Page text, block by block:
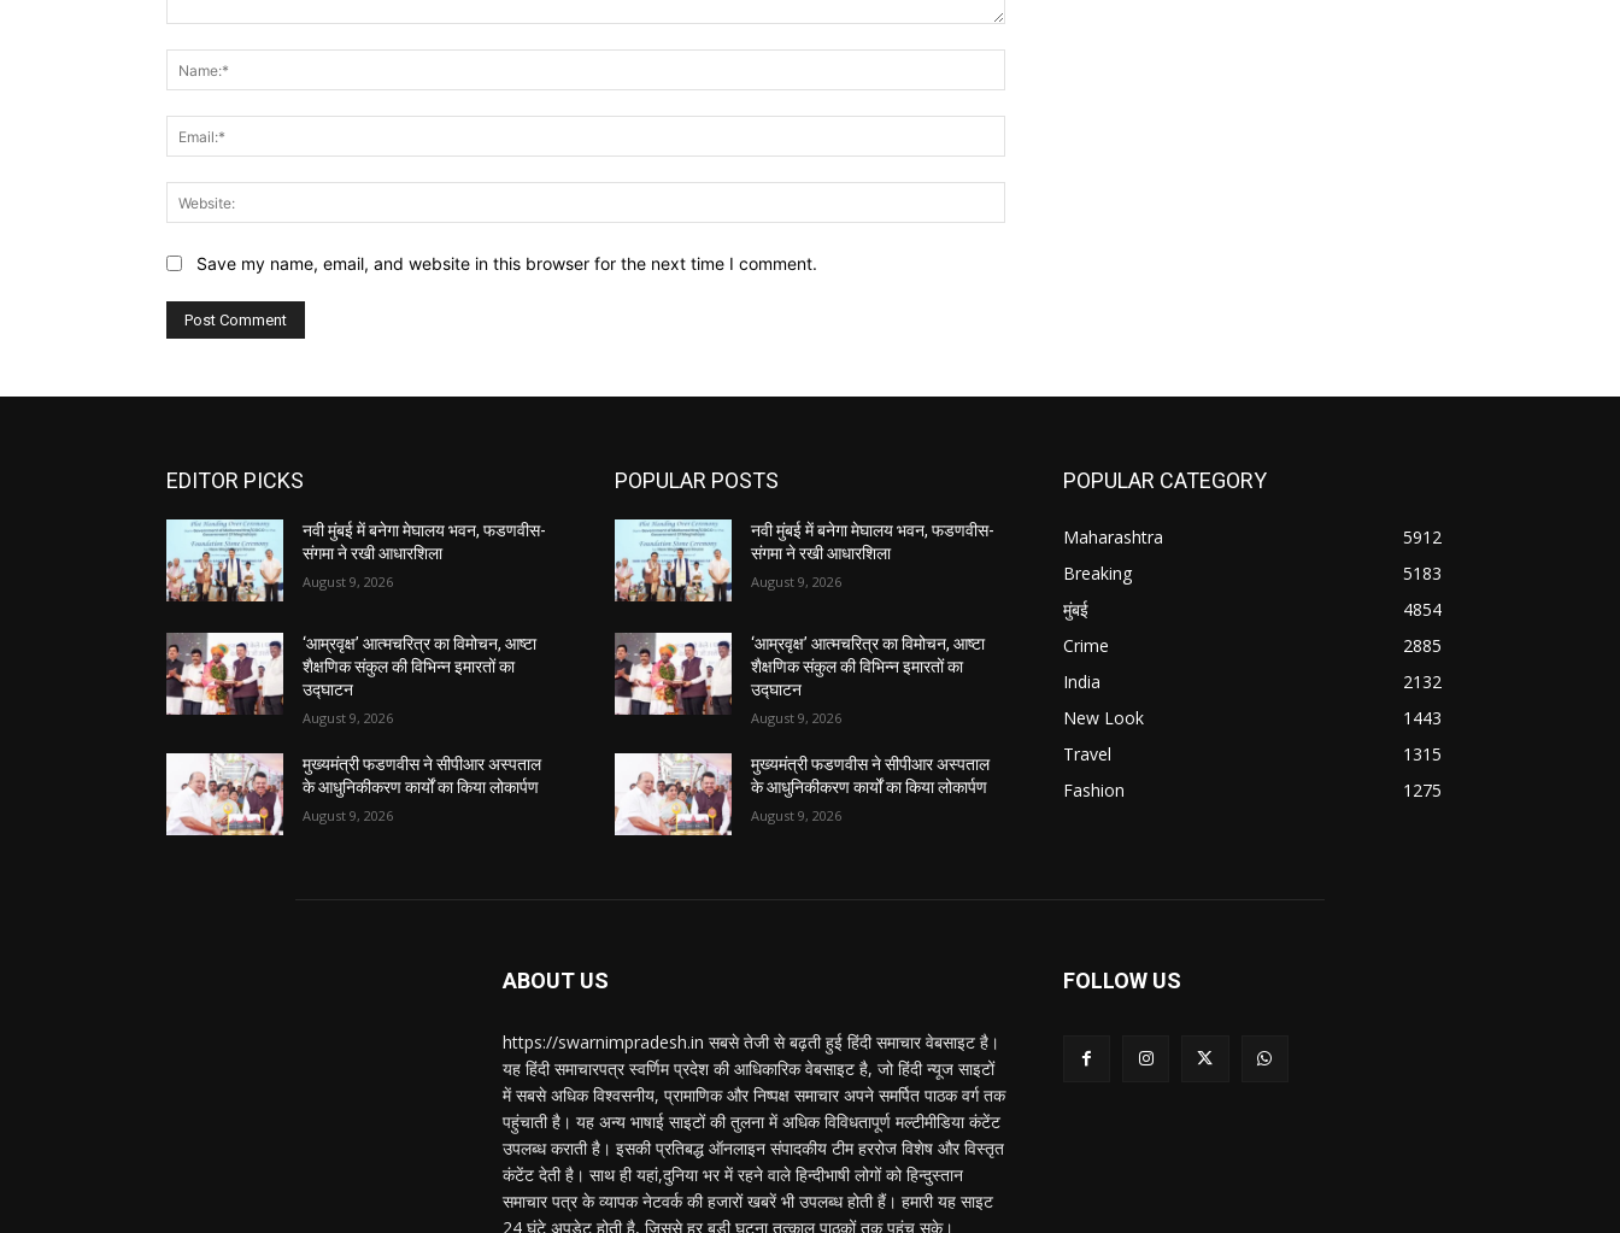
Save my name, email, and website in this browser for the next time I comment.
EDITOR PICKS
नवी मुंबई में बनेगा मेघालय भवन, फडणवीस-
संगमा ने रखी आधारशिला
August 9, 2026
‘आम्रवृक्ष’ आत्मचरित्र का विमोचन, आष्टा
शैक्षणिक संकुल की विभिन्न इमारतों का
उद्घाटन
August 9, 2026
मुख्यमंत्री फडणवीस ने सीपीआर अस्पताल
के आधुनिकीकरण कार्यों का किया लोकार्पण
August 9, 2026
POPULAR POSTS
नवी मुंबई में बनेगा मेघालय भवन, फडणवीस-
संगमा ने रखी आधारशिला
August 9, 2026
‘आम्रवृक्ष’ आत्मचरित्र का विमोचन, आष्टा
शैक्षणिक संकुल की विभिन्न इमारतों का
उद्घाटन
August 9, 2026
मुख्यमंत्री फडणवीस ने सीपीआर अस्पताल
के आधुनिकीकरण कार्यों का किया लोकार्पण
August 9, 2026
POPULAR CATEGORY
Maharashtra
5912
Breaking
5183
मुंबई
4854
Crime
2885
India
2132
New Look
1443
Travel
1315
Fashion
1275
ABOUT US
https://swarnimpradesh.in सबसे तेजी से बढ़ती हुई हिंदी समाचार वेबसाइट है।
यह हिंदी समाचारपत्र स्वर्णिम प्रदेश की आधिकारिक वेबसाइट है, जो हिंदी न्यूज साइटों
में सबसे अधिक विश्वसनीय, प्रामाणिक और निष्पक्ष समाचार अपने समर्पित पाठक वर्ग तक
पहुंचाती है। यह अन्य भाषाई साइटों की तुलना में अधिक विविधतापूर्ण मल्टीमीडिया कंटेंट
उपलब्ध कराती है। इसकी प्रतिबद्ध ऑनलाइन संपादकीय टीम हररोज विशेष और विस्तृत
कंटेंट देती है। साथ ही यहां,दुनिया भर में रहने वाले हिन्दीभाषी लोगों को हिन्दुस्तान
समाचार पत्र के व्यापक नेटवर्क की हजारों खबरें भी उपलब्ध होती हैं। हमारी यह साइट
24 घंटे अपडेट होती है, जिससे हर बड़ी घटना तत्काल पाठकों तक पहुंच सके।
FOLLOW US